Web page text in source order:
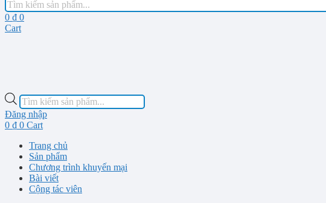
Chuyển
đến
nội
sản
phẩm
0 ₫ 0
Cart
Tìm
kiếm
sản
phẩm
Đăng nhập
0 ₫ 0 Cart
Trang chủ
Sản phẩm
Chương trình khuyến mại
Bài viết
Cộng tác viên